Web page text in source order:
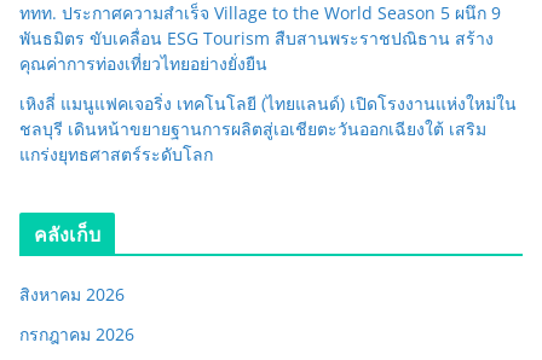
ททท. ประกาศความสำเร็จ Village to the World Season 5 ผนึก 9
พันธมิตร ขับเคลื่อน ESG Tourism สืบสานพระราชปณิธาน สร้าง
คุณค่าการท่องเที่ยวไทยอย่างยั่งยืน
เหิงลี่ แมนูแฟคเจอริ่ง เทคโนโลยี (ไทยแลนด์) เปิดโรงงานแห่งใหม่ใน
ชลบุรี เดินหน้าขยายฐานการผลิตสู่เอเชียตะวันออกเฉียงใต้ เสริม
แกร่งยุทธศาสตร์ระดับโลก
คลังเก็บ
สิงหาคม 2026
กรกฎาคม 2026